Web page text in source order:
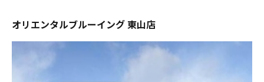
オリエンタルブルーイング 東山店